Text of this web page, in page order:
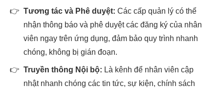
👉 Tương tác và Phê duyệt: Các cấp quản lý có thể
nhận thông báo và phê duyệt các đăng ký của nhân
viên ngay trên ứng dụng, đảm bảo quy trình nhanh
chóng, không bị gián đoạn.
👉 Truyền thông Nội bộ: Là kênh để nhân viên cập
nhật nhanh chóng các tin tức, sự kiện, chính sách